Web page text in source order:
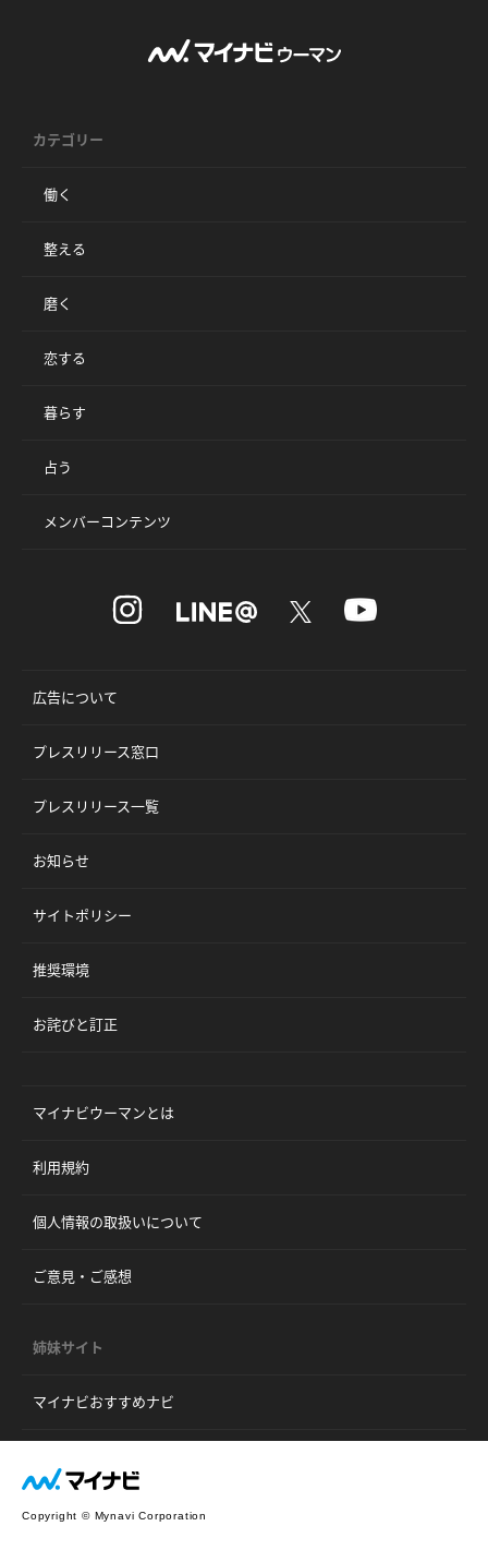
カテゴリー
働く
整える
磨く
恋する
暮らす
占う
メンバーコンテンツ
広告について
プレスリリース窓口
プレスリリース一覧
お知らせ
サイトポリシー
推奨環境
お詫びと訂正
マイナビウーマンとは
利用規約
個人情報の取扱いについて
ご意見・ご感想
姉妹サイト
マイナビおすすめナビ
Copyright © Mynavi Corporation